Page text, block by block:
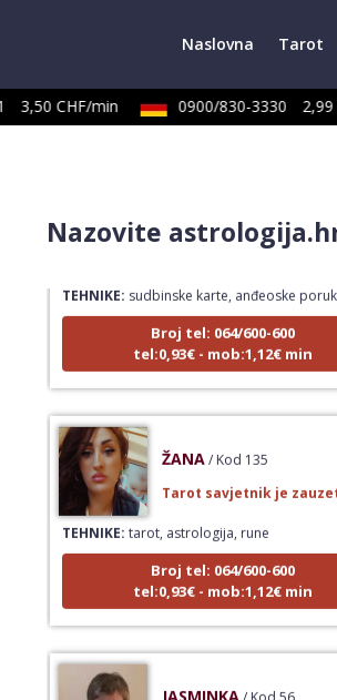
Naslovna Tarot
3,50 CHF/min 0900/830-3330 2,99
Nazovite Tarot savjetnik je zauzet
Broj tel: 064/600-600
tel:0,93€ - mob:1,12€ min
ŽANA
TEHNIKE:tarot, astrologija, rune
Broj tel: 064/600-600
tel:0,93€ - mob:1,12€ min